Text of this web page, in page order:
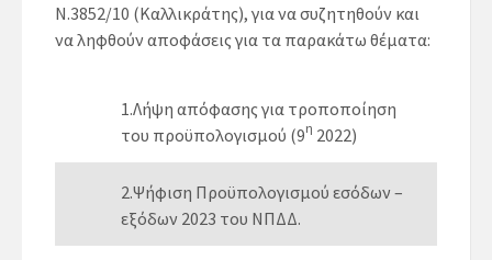
Ν.3852/10 (Καλλικράτης), για να συζητηθούν και
να ληφθούν αποφάσεις για τα παρακάτω θέματα:
1.Λήψη απόφασης για τροποποίηση
του προϋπολογισμού (9η 2022)
2.Ψήφιση Προϋπολογισμού εσόδων –
εξόδων 2023 του ΝΠΔΔ.